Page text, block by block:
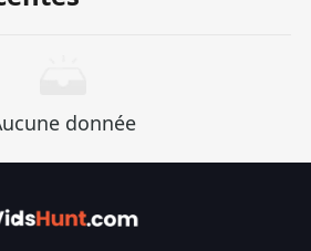
émotionnels les plus
donnée